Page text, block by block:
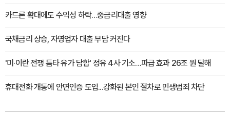
카드론 확대에도 수익성 하락…중금리대출 영향
국채금리 상승, 자영업자 대출 부담 커진다
'미·이란 전쟁 틈타 유가 담합' 정유 4사 기소…파급 효과 26조 원 달해
휴대전화 개통에 안면인증 도입...강화된 본인 절차로 민생범죄 차단